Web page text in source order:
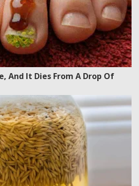
And It Dies From A Drop Of